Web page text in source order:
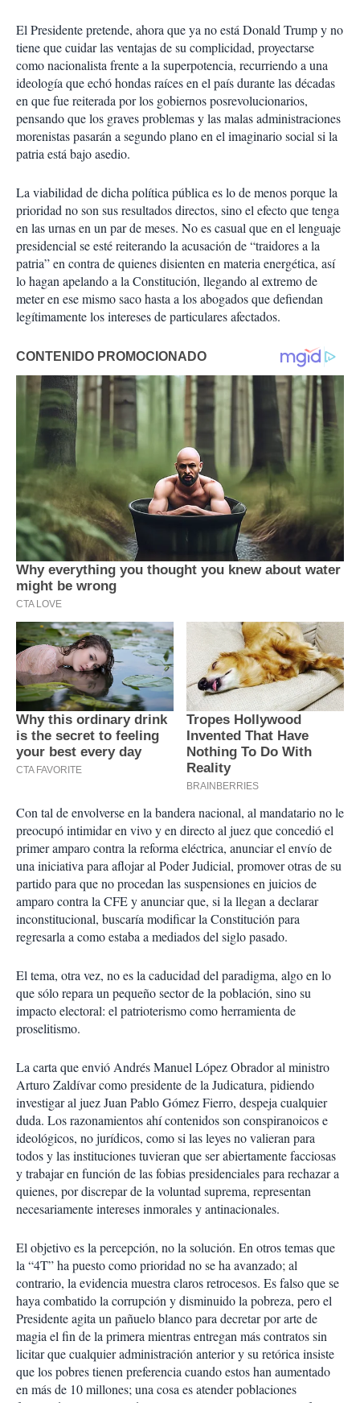
El Presidente pretende, ahora que ya no está Donald Trump y no
tiene que cuidar las ventajas de su complicidad, proyectarse
como nacionalista frente a la superpotencia, recurriendo a una
ideología que echó hondas raíces en el país durante las décadas
en que fue reiterada por los gobiernos posrevolucionarios,
pensando que los graves problemas y las malas administraciones
morenistas pasarán a segundo plano en el imaginario social si la
patria está bajo asedio.
La viabilidad de dicha política pública es lo de menos porque la
prioridad no son sus resultados directos, sino el efecto que tenga
en las urnas en un par de meses. No es casual que en el lenguaje
presidencial se esté reiterando la acusación de “traidores a la
patria” en contra de quienes disienten en materia energética, así
lo hagan apelando a la Constitución, llegando al extremo de
meter en ese mismo saco hasta a los abogados que defiendan
legítimamente los intereses de particulares afectados.
Con tal de envolverse en la bandera nacional, al mandatario no le
preocupó intimidar en vivo y en directo al juez que concedió el
primer amparo contra la reforma eléctrica, anunciar el envío de
una iniciativa para aflojar al Poder Judicial, promover otras de su
partido para que no procedan las suspensiones en juicios de
amparo contra la CFE y anunciar que, si la llegan a declarar
inconstitucional, buscaría modificar la Constitución para
regresarla a como estaba a mediados del siglo pasado.
El tema, otra vez, no es la caducidad del paradigma, algo en lo
que sólo repara un pequeño sector de la población, sino su
impacto electoral: el patrioterismo como herramienta de
proselitismo.
La carta que envió Andrés Manuel López Obrador al ministro
Arturo Zaldívar como presidente de la Judicatura, pidiendo
investigar al juez Juan Pablo Gómez Fierro, despeja cualquier
duda. Los razonamientos ahí contenidos son conspiranoicos e
ideológicos, no jurídicos, como si las leyes no valieran para
todos y las instituciones tuvieran que ser abiertamente facciosas
y trabajar en función de las fobias presidenciales para rechazar a
quienes, por discrepar de la voluntad suprema, representan
necesariamente intereses inmorales y antinacionales.
El objetivo es la percepción, no la solución. En otros temas que
la “4T” ha puesto como prioridad no se ha avanzado; al
contrario, la evidencia muestra claros retrocesos. Es falso que se
haya combatido la corrupción y disminuido la pobreza, pero el
Presidente agita un pañuelo blanco para decretar por arte de
magia el fin de la primera mientras entregan más contratos sin
licitar que cualquier administración anterior y su retórica insiste
que los pobres tienen preferencia cuando estos han aumentado
en más de 10 millones; una cosa es atender poblaciones